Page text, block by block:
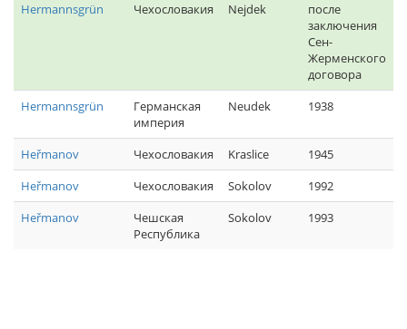
Hermannsgrün
Чехословакия Nejdek
после
заключения
Сен-
Жерменского
договора
Hermannsgrün
Германская
империя
Neudek 1938
Heřmanov Чехословакия Kraslice
1945
Heřmanov
Чехословакия Sokolov
1992
Heřmanov
Чешская
Республика
Sokolov 1993